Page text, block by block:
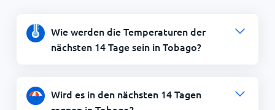
Wie werden die Temperaturen der
nächsten 14 Tage sein in Tobago?
Wird es in den nächsten 14 Tagen